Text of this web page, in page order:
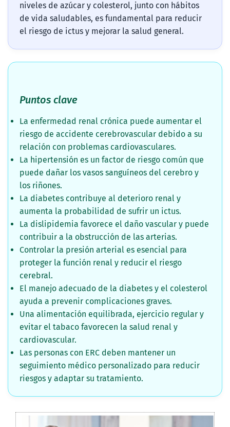
niveles de azúcar y colesterol, junto con hábitos
de vida saludables, es fundamental para reducir
el riesgo de ictus y mejorar la salud general.
Puntos clave
La enfermedad renal crónica puede aumentar el
riesgo de accidente cerebrovascular debido a su
relación con problemas cardiovasculares.
La hipertensión es un factor de riesgo común que
puede dañar los vasos sanguíneos del cerebro y
los riñones.
La diabetes contribuye al deterioro renal y
aumenta la probabilidad de sufrir un ictus.
La dislipidemia favorece el daño vascular y puede
contribuir a la obstrucción de las arterias.
Controlar la presión arterial es esencial para
proteger la función renal y reducir el riesgo
cerebral.
El manejo adecuado de la diabetes y el colesterol
ayuda a prevenir complicaciones graves.
Una alimentación equilibrada, ejercicio regular y
evitar el tabaco favorecen la salud renal y
cardiovascular.
Las personas con ERC deben mantener un
seguimiento médico personalizado para reducir
riesgos y adaptar su tratamiento.